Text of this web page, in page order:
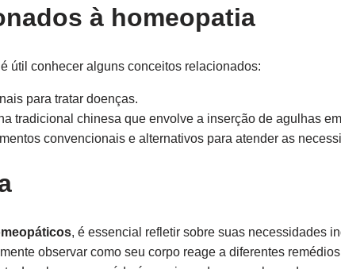
à homeopatia
útil conhecer alguns conceitos relacionados:
para tratar doenças.
tradicional chinesa que envolve a inserção de agulhas
convencionais e alternativos para atender as
, é essencial refletir sobre suas necessidades
observar como seu corpo reage a diferentes